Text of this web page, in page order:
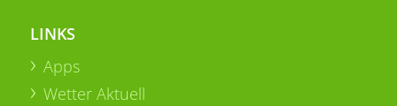
LINKS
Apps
Wetter Aktuell